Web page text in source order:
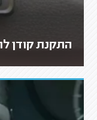
התקנת קודן